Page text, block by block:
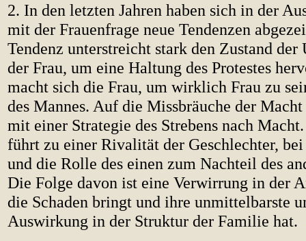
2. In den letzten Jahren haben sich in der
mit der Frauenfrage neue Tendenzen
Tendenz unterstreicht stark den Zustand der
der Frau, um eine Haltung des Protestes
macht sich die Frau, um wirklich Frau zu
des Mannes. Auf die Missbräuche der
mit einer Strategie des Strebens nach
führt zu einer Rivalität der Geschlechter,
und die Rolle des einen zum Nachteil des
Die Folge davon ist eine Verwirrung in der
die Schaden bringt und ihre unmittelbarste
Auswirkung in der Struktur der Familie hat.